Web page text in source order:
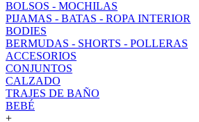
BOLSOS - MOCHILAS
PIJAMAS - BATAS - ROPA INTERIOR
BODIES
BERMUDAS - SHORTS - POLLERAS
ACCESORIOS
CONJUNTOS
CALZADO
TRAJES DE BAÑO
BEBÉ
+